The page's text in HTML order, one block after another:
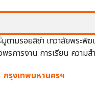
กรุงเทพมหานครฯ